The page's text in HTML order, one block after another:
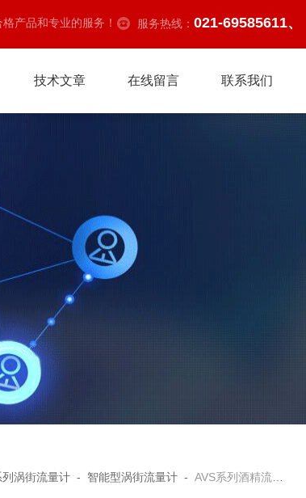
产品和专业的服务！ 服务热线： 021-69585611、
技术文章 在线留言 联系我们
列涡街流量计 - 智能型涡街流量计 -AVS系列酒精流量计-上海生产/AVS